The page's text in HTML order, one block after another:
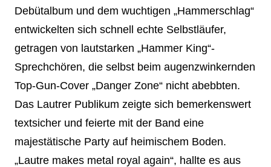
Debütalbum und dem wuchtigen „Hammerschlag“
entwickelten sich schnell echte Selbstläufer,
getragen von lautstarken „Hammer King“-
Sprechchören, die selbst beim augenzwinkernden
Top-Gun-Cover „Danger Zone“ nicht abebbten.
Das Lautrer Publikum zeigte sich bemerkenswert
textsicher und feierte mit der Band eine
majestätische Party auf heimischem Boden.
„Lautre makes metal royal again“, hallte es aus